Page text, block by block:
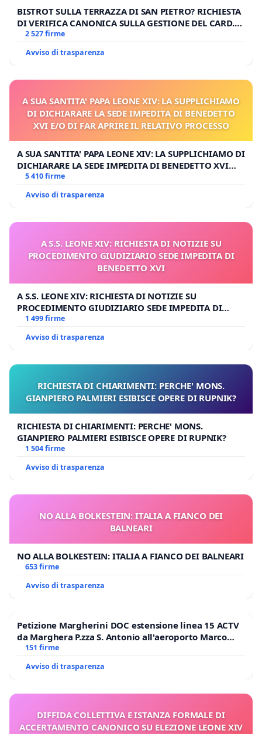
BISTROT SULLA TERRAZZA DI SAN PIETRO? RICHIESTA
DI VERIFICA CANONICA SULLA GESTIONE DEL CARD.
GAMBETTI
2 527 firme
Avviso di trasparenza
A SUA SANTITA' PAPA LEONE XIV: LA SUPPLICHIAMO
DI DICHIARARE LA SEDE IMPEDITA DI BENEDETTO
XVI E/O DI FAR APRIRE IL RELATIVO PROCESSO
A SUA SANTITA' PAPA LEONE XIV: LA SUPPLICHIAMO DI
DICHIARARE LA SEDE IMPEDITA DI BENEDETTO XVI
E/O DI FAR APRIRE IL RELATIVO PROCESSO
5 410 firme
Avviso di trasparenza
A S.S. LEONE XIV: RICHIESTA DI NOTIZIE SU
PROCEDIMENTO GIUDIZIARIO SEDE IMPEDITA DI
BENEDETTO XVI
A S.S. LEONE XIV: RICHIESTA DI NOTIZIE SU
PROCEDIMENTO GIUDIZIARIO SEDE IMPEDITA DI
BENEDETTO XVI
1 499 firme
Avviso di trasparenza
RICHIESTA DI CHIARIMENTI: PERCHE' MONS.
GIANPIERO PALMIERI ESIBISCE OPERE DI RUPNIK?
RICHIESTA DI CHIARIMENTI: PERCHE' MONS.
GIANPIERO PALMIERI ESIBISCE OPERE DI RUPNIK?
1 504 firme
Avviso di trasparenza
NO ALLA BOLKESTEIN: ITALIA A FIANCO DEI
BALNEARI
NO ALLA BOLKESTEIN: ITALIA A FIANCO DEI BALNEARI
653 firme
Avviso di trasparenza
Petizione Margherini DOC estensione linea 15 ACTV
da Marghera P.zza S. Antonio all'aeroporto Marco
Polo tariffa a € 1,50
151 firme
Avviso di trasparenza
DIFFIDA COLLETTIVA E ISTANZA FORMALE DI
ACCERTAMENTO CANONICO SU ELEZIONE LEONE XIV